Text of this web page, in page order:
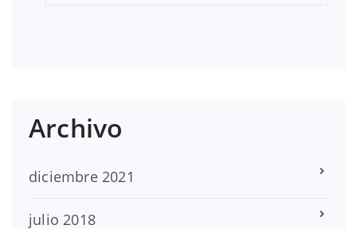
Archivo
diciembre 2021
julio 2018